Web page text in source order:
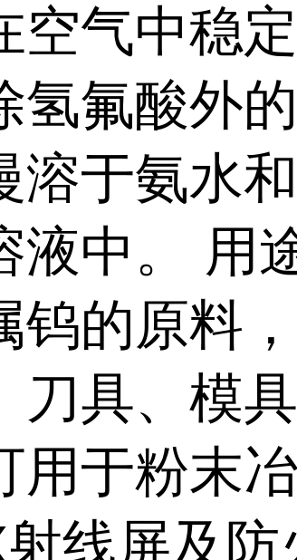
空气中稳
氢氟酸外
溶于氨水
液中。 用
钨的原料
刀具、模
用于粉末
线屏及防